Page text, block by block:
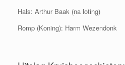
Hals: Arthur Baak (na loting)
Romp (Koning): Harm Wezendonk